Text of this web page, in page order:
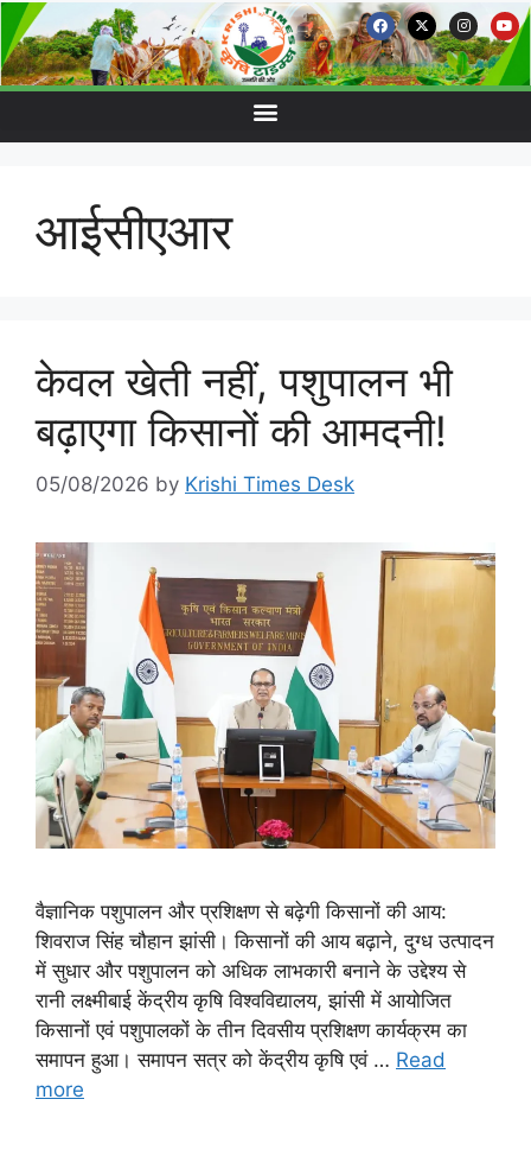
आईसीएआर
केवल खेती नहीं, पशुपालन भी
बढ़ाएगा किसानों की आमदनी!
05/08/2026 by Krishi Times Desk
वैज्ञानिक पशुपालन और प्रशिक्षण से बढ़ेगी किसानों की आय:
शिवराज सिंह चौहान झांसी। किसानों की आय बढ़ाने, दुग्ध उत्पादन
में सुधार और पशुपालन को अधिक लाभकारी बनाने के उद्देश्य से
रानी लक्ष्मीबाई केंद्रीय कृषि विश्वविद्यालय, झांसी में आयोजित
किसानों एवं पशुपालकों के तीन दिवसीय प्रशिक्षण कार्यक्रम का
समापन हुआ। समापन सत्र को केंद्रीय कृषि एवं … Read
more